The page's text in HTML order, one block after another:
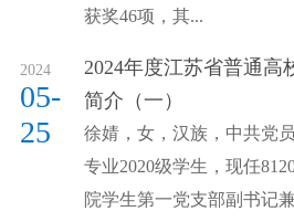
获奖46项，其...
2024
05-
25
2024年度江苏省普通高
简介（一）
徐婧，女，汉族，中共党
专业2020级学生，现任
院学生第一党支部副书记